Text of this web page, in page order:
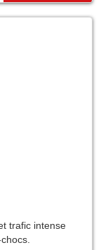
trafic intense